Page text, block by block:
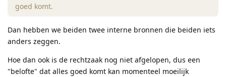
goed komt.
Dan hebben we beiden twee interne bronnen die beiden iets
anders zeggen.
Hoe dan ook is de rechtzaak nog niet afgelopen, dus een
"belofte" dat alles goed komt kan momenteel moeilijk